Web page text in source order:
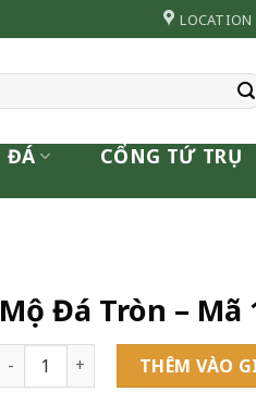
LOCATION
ĐÁ CỔNG TỨ TRỤ
Mộ Đá Tròn – Mã
Mộ Đá Tròn - Mã 11 số lượng
THÊM VÀO